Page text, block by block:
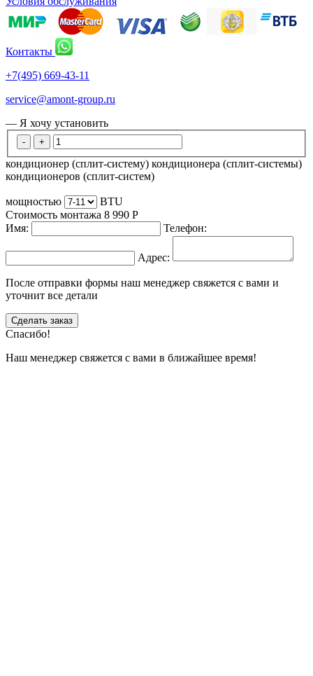
Контакты
+7(495) 669-43-11
service@amont-group.ru
— Я хочу установить
- +
кондиционер (сплит-систему) кондиционера (сплит-системы)
кондиционеров (сплит-систем)
мощностью
BTU
Стоимость монтажа 8 990 Р
Имя:
Телефон:
Адрес:
После отправки формы наш менеджер свяжется с вами и
уточнит все детали
Сделать заказ
Спасибо!
Наш менеджер свяжется с вами в ближайшее время!